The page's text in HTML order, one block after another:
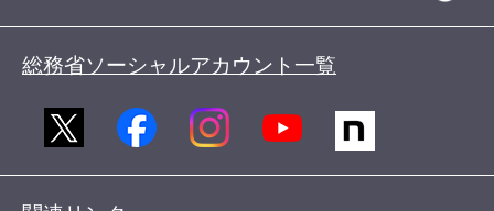
総務省ソーシャルアカウント一覧